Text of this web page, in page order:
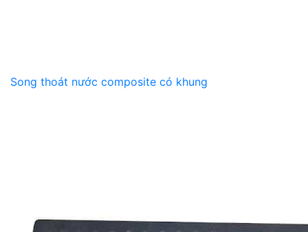
Song thoát nước composite có khung